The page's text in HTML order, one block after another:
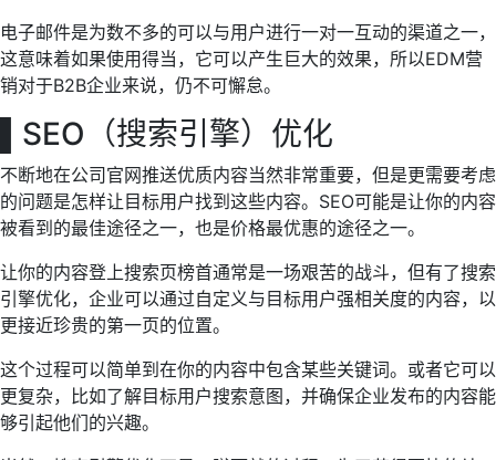
电子邮件是为数不多的可以与用户进行一对一互动的渠道之一，
这意味着如果使用得当，它可以产生巨大的效果，所以EDM营
销对于B2B企业来说，仍不可懈怠。
SEO（搜索引擎）优化
不断地在公司官网推送优质内容当然非常重要，但是更需要考虑
的问题是怎样让目标用户找到这些内容。SEO可能是让你的内容
被看到的最佳途径之一，也是价格最优惠的途径之一。
让你的内容登上搜索页榜首通常是一场艰苦的战斗，但有了搜索
引擎优化，企业可以通过自定义与目标用户强相关度的内容，以
更接近珍贵的第一页的位置。
这个过程可以简单到在你的内容中包含某些关键词。或者它可以
更复杂，比如了解目标用户搜索意图，并确保企业发布的内容能
够引起他们的兴趣。